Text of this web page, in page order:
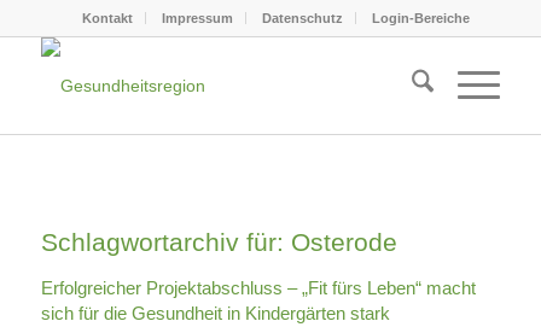
Kontakt Impressum Datenschutz Login-Bereiche
Schlagwortarchiv für: Osterode
Erfolgreicher Projektabschluss – „Fit fürs Leben“ macht
sich für die Gesundheit in Kindergärten stark